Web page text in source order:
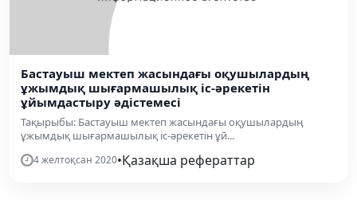
Бастауыш мектеп жасындағы оқушылардың
ұжымдық шығармашылық іс-әрекетін
ұйымдастыру әдістемесі
Тақырыбы: Бастауыш мектеп жасындағы оқушылардың
ұжымдық шығармашылық іс-әрекетін ұй...
4 желтоқсан 2020•Қазақша рефераттар